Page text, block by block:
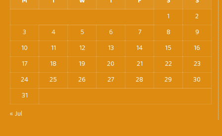
1
2
3
4 5 6 7 8
9
10
11 12 13 14 15
16
17
18 19 20 21 22
23
24
25 26 27 28 29
30
31
« Jul